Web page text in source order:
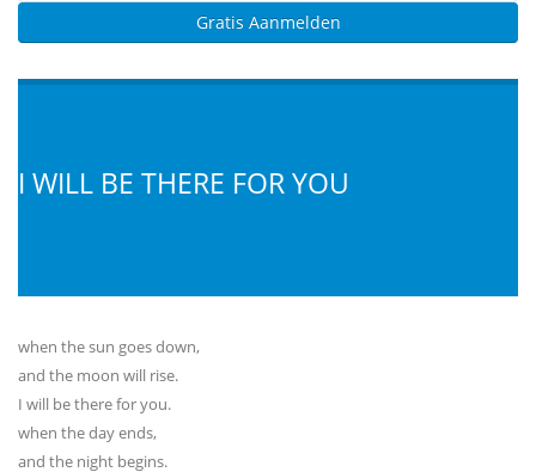
Gratis Aanmelden
I WILL BE THERE FOR YOU
when the sun goes down,
and the moon will rise.
I will be there for you.
when the day ends,
and the night begins.